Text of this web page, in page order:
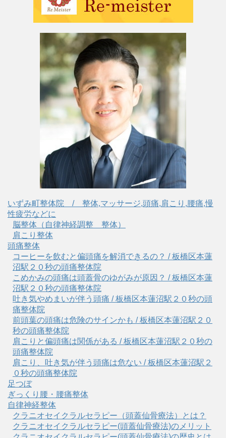
いずみ町整体院 / 整体,マッサージ,頭痛,肩こり,腰痛,慢
性疲労などに
脳整体（自律神経調整 整体）
肩こり整体
頭痛整体
コーヒーを飲むと偏頭痛を解消できるの？ / 板橋区本蓮
沼駅２０秒の頭痛整体院
こめかみの頭痛は頭蓋骨のゆがみが原因？ / 板橋区本蓮
沼駅２０秒の頭痛整体院
吐き気やめまいが伴う頭痛 / 板橋区本蓮沼駅２０秒の頭
痛整体院
前頭葉の頭痛は危険のサインかも / 板橋区本蓮沼駅２０
秒の頭痛整体院
肩こりと偏頭痛は関係がある / 板橋区本蓮沼駅２０秒の
頭痛整体院
肩こり、吐き気が伴う頭痛は危ない / 板橋区本蓮沼駅２
０秒の頭痛整体院
足つぼ
ぎっくり腰・腰痛整体
自律神経整体
クラニオセイクラルセラピー（頭蓋仙骨療法）とは？
クラニオセイクラルセラピー(頭蓋仙骨療法)のメリット